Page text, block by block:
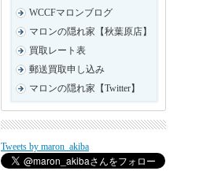
WCCFマロンブログ
マロンの隠れ家【秋葉原店】
買取レート表
郵送買取申し込み
マロンの隠れ家【Twitter】
Tweets by maron_akiba